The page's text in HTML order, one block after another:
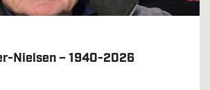
Nielsen – 1940-2026